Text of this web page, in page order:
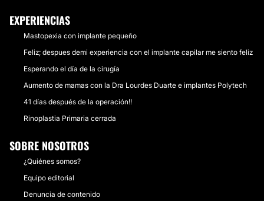
EXPERIENCIAS
Mastopexia con implante pequeño
Feliz; despues demi experiencia con el implante capilar me siento feliz
Esperando el día de la cirugía
Aumento de mamas con la Dra Lourdes Duarte e implantes Polytech
41 días después de la operación!!
Rinoplastia Primaria cerrada
SOBRE NOSOTROS
¿Quiénes somos?
Equipo editorial
Denuncia de contenido